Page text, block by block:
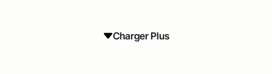
Charger Plus